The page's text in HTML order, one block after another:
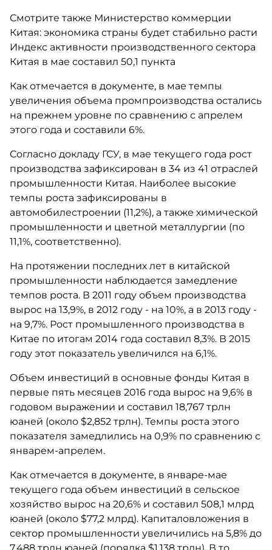
Смотрите также Министерство коммерции
Китая: экономика страны будет стабильно расти
Индекс активности производственного сектора
Китая в мае составил 50,1 пункта
Как отмечается в документе, в мае темпы
увеличения объема промпроизводства остались
на прежнем уровне по сравнению с апрелем
этого года и составили 6%.
Согласно докладу ГСУ, в мае текущего года рост
производства зафиксирован в 34 из 41 отраслей
промышленности Китая. Наиболее высокие
темпы роста зафиксированы в
автомобилестроении (11,2%), а также химической
промышленности и цветной металлургии (по
11,1%, соответственно).
На протяжении последних лет в китайской
промышленности наблюдается замедление
темпов роста. В 2011 году объем производства
вырос на 13,9%, в 2012 году - на 10%, а в 2013 году -
на 9,7%. Рост промышленного производства в
Китае по итогам 2014 года составил 8,3%. В 2015
году этот показатель увеличился на 6,1%.
Объем инвестиций в основные фонды Китая в
первые пять месяцев 2016 года вырос на 9,6% в
годовом выражении и составил 18,767 трлн
юаней (около $2,852 трлн). Темпы роста этого
показателя замедлились на 0,9% по сравнению с
январем-апрелем.
Как отмечается в документе, в январе-мае
текущего года объем инвестиций в сельское
хозяйство вырос на 20,6% и составил 508,1 млрд
юаней (около $77,2 млрд). Капиталовложения в
сектор промышленности увеличились на 5,8% до